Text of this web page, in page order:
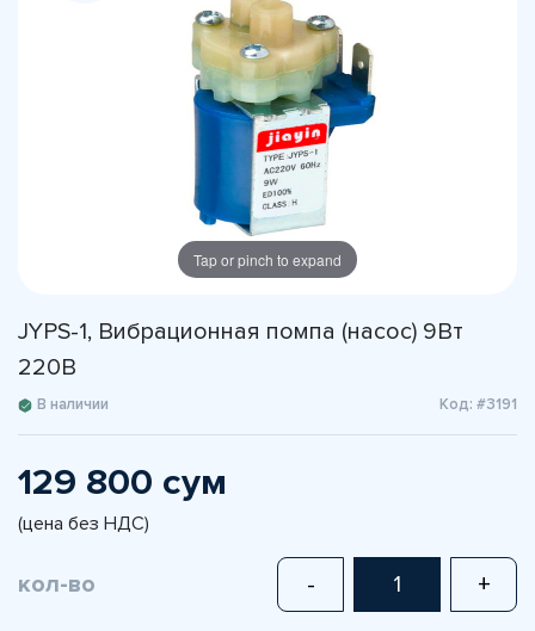
Tap or pinch to expand
JYPS-1, Вибрационная помпа (насос) 9Вт
220В
В наличии Код: #3191
129 800 сум
(цена без НДС)
кол-во - +